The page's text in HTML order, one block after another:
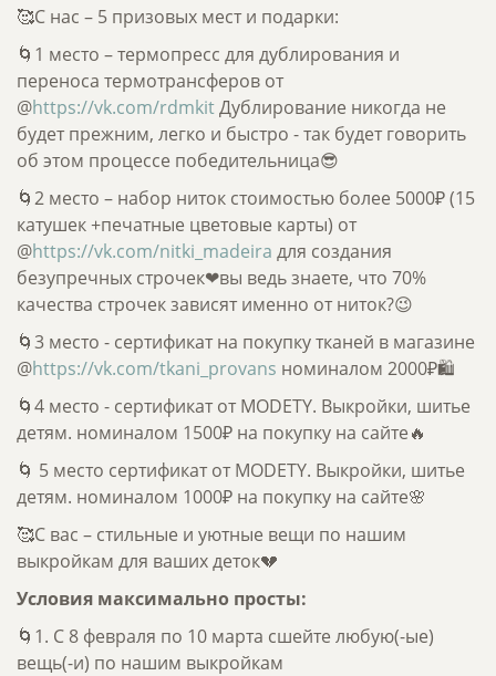
🥰С нас – 5 призовых мест и подарки:
🌀1 место – термопресс для дублирования и
переноса термотрансферов от
@https://vk.com/rdmkitДублирование никогда не
будет прежним, легко и быстро - так будет говорить
об этом процессе победительница😎
🌀2 место – набор ниток стоимостью более 5000₽ (15
катушек +печатные цветовые карты) от
@https://vk.com/nitki_madeira для создания
безупречных строчек❤вы ведь знаете, что 70%
качества строчек зависят именно от ниток?😉
🌀3 место - сертификат на покупку тканей в магазине
@https://vk.com/tkani_provans номиналом 2000₽🛍
🌀4 место - сертификат от MODETY. Выкройки, шитье
детям. номиналом 1500₽ на покупку на сайте🔥
🌀 5 место сертификат от MODETY. Выкройки, шитье
детям. номиналом 1000₽ на покупку на сайте🌸
🥰С вас – стильные и уютные вещи по нашим
выкройкам для ваших деток💔
Условия максимально просты:
🌀1. С 8 февраля по 10 марта сшейте любую(-ые)
вещь(-и) по нашим выкройкам